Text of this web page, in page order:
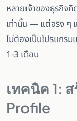
หลายเจ้าของธุรกิจคิ
เท่านั้น — แต่จริง ๆ
ไม่ต้องเป็นโปรแกรม
1-3 เดือน
เทคนิค 1:
Profile